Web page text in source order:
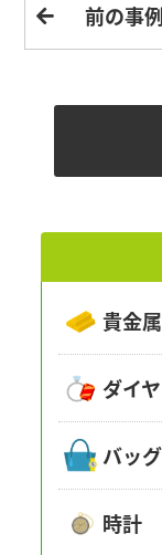
前の事例
貴金属
ダイ
バッ
時計